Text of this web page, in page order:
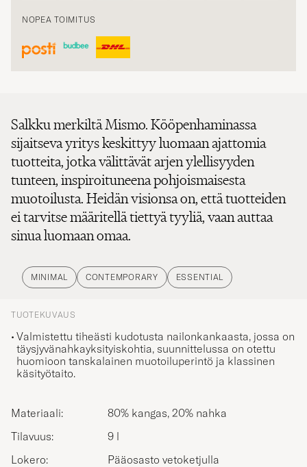
NOPEA TOIMITUS
Salkku merkiltä Mismo. Kööpenhaminassa
sijaitseva yritys keskittyy luomaan ajattomia
tuotteita, jotka välittävät arjen ylellisyyden
tunteen, inspiroituneena pohjoismaisesta
muotoilusta. Heidän visionsa on, että tuotteiden
ei tarvitse määritellä tiettyä tyyliä, vaan auttaa
sinua luomaan omaa.
MINIMAL CONTEMPORARY ESSENTIAL
TUOTEKUVAUS
Valmistettu tiheästi kudotusta nailonkankaasta, jossa on
täysjyvänahkayksityiskohtia, suunnittelussa on otettu
huomioon tanskalainen muotoiluperintö ja klassinen
käsityötaito.
Materiaali:
80% kangas, 20% nahka
Tilavuus:
9 l
Lokero:
Pääosasto vetoketjulla